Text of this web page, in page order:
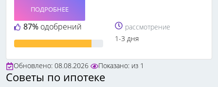
87% одобрений
ПОДРОБНЕЕ
рассмотрение
1-3 дня
Обновлено: 08.08.2026 Показано: из 1
Советы по ипотеке